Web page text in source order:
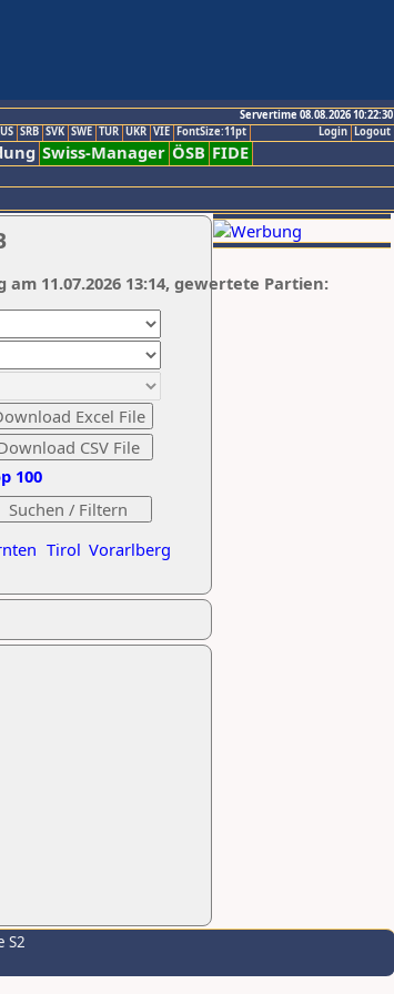
Servertime 08.08.2026 10:22:30
Logout
Login
SRB SVK SWE TUR UKR VIE FontSize:11pt
Swiss-Manager ÖSB FIDE
Tirol Vorarlberg
100
am 11.07.2026 13:14, gewertete Partien:
S2